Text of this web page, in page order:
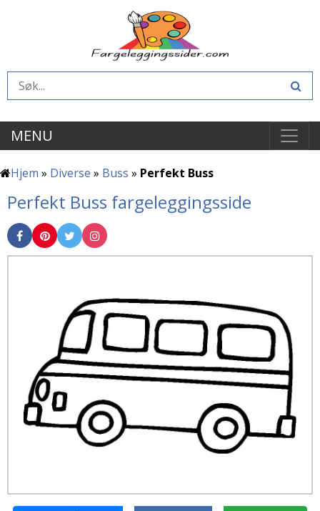
MENU
Hjem » Diverse » Buss » Perfekt Buss
Perfekt Buss fargeleggingsside